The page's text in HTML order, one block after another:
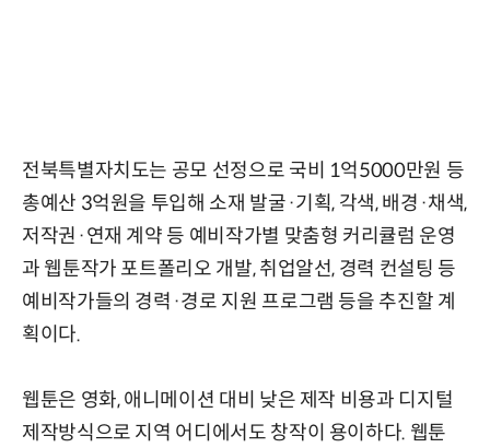
전북특별자치도는 공모 선정으로 국비 1억5000만원 등
총예산 3억원을 투입해 소재 발굴·기획, 각색, 배경·채색,
저작권·연재 계약 등 예비작가별 맞춤형 커리큘럼 운영
과 웹툰작가 포트폴리오 개발, 취업알선, 경력 컨설팅 등
예비작가들의 경력·경로 지원 프로그램 등을 추진할 계
획이다.
웹툰은 영화, 애니메이션 대비 낮은 제작 비용과 디지털
제작방식으로 지역 어디에서도 창작이 용이하다. 웹툰